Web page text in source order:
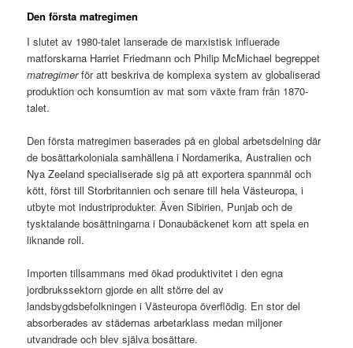
Den första matregimen
I slutet av 1980-talet lanserade de marxistisk influerade
matforskarna Harriet Friedmann och Philip McMichael begreppet
matregimerför att beskriva de komplexa system av globaliserad
produktion och konsumtion av mat som växte fram från 1870-
talet.
Den första matregimen baserades på en global arbetsdelning där
de bosättarkoloniala samhällena i Nordamerika, Australien och
Nya Zeeland specialiserade sig på att exportera spannmål och
kött, först till Storbritannien och senare till hela Västeuropa, i
utbyte mot industriprodukter. Även Sibirien, Punjab och de
tysktalande bosättningarna i Donaubäckenet kom att spela en
liknande roll.
Importen tillsammans med ökad produktivitet i den egna
jordbrukssektorn gjorde en allt större del av
landsbygdsbefolkningen i Västeuropa överflödig. En stor del
absorberades av städernas arbetarklass medan miljoner
utvandrade och blev själva bosättare.